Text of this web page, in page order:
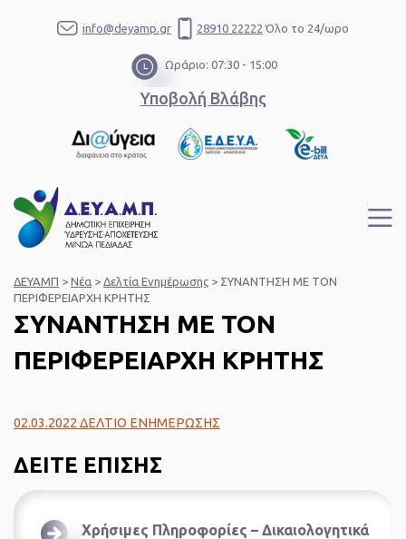
info@deyamp.gr 28910 22222 Όλο το 24/ωρο
Ωράριο: 07:30 - 15:00
Υποβολή Βλάβης
ΔΕΥΑΜΠ > Νέα > Δελτία Ενημέρωσης > ΣΥΝΑΝΤΗΣΗ ΜΕ ΤΟΝ
ΠΕΡΙΦΕΡΕΙΑΡΧΗ ΚΡΗΤΗΣ
ΣΥΝΑΝΤΗΣΗ ΜΕ ΤΟΝ
ΠΕΡΙΦΕΡΕΙΑΡΧΗ ΚΡΗΤΗΣ
02.03.2022 ΔΕΛΤΙΟ ΕΝΗΜΕΡΩΣΗΣ
ΔΕΙΤΕ ΕΠΙΣΗΣ
Χρήσιμες Πληροφορίες – Δικαιολογητικά